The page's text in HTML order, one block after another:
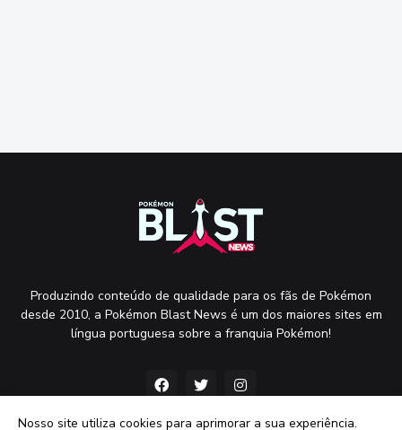
Produzindo conteúdo de qualidade para os fãs de Pokémon
desde 2010, a Pokémon Blast News é um dos maiores sites em
língua portuguesa sobre a franquia Pokémon!
Nosso site utiliza cookies para aprimorar a sua experiência.